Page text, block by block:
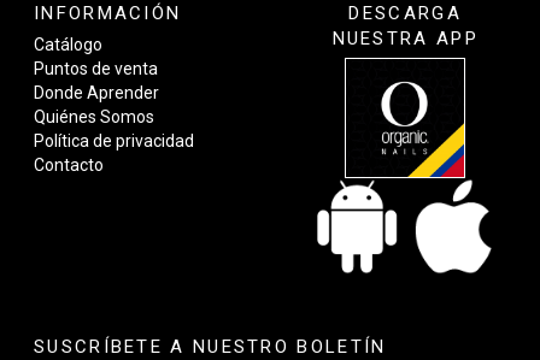
INFORMACIÓN
Catálogo
Puntos de venta
Donde Aprender
Quiénes Somos
Política de privacidad
Contacto
DESCARGA
NUESTRA APP
SUSCRÍBETE A NUESTRO BOLETÍN